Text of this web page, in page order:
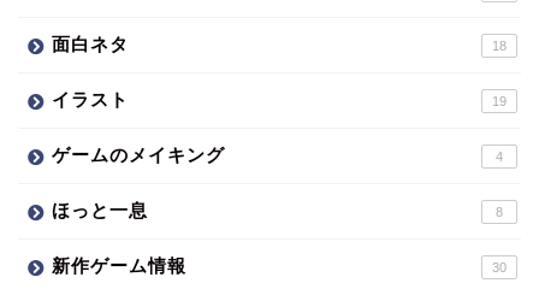
面白ネタ 18
イラスト 19
ゲームのメイキング 4
ほっと一息 8
新作ゲーム情報 30